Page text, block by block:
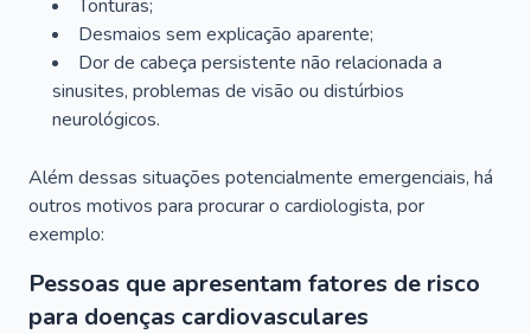
Tonturas;
Desmaios sem explicação aparente;
Dor de cabeça persistente não relacionada a
sinusites, problemas de visão ou distúrbios
neurológicos.
Além dessas situações potencialmente emergenciais, há
outros motivos para procurar o cardiologista, por
exemplo:
Pessoas que apresentam fatores de risco
para doenças cardiovasculares